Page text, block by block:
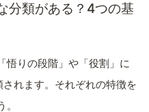
分類がある？4つの基
悟りの段階」や「役割」に
れます。それぞれの特徴を